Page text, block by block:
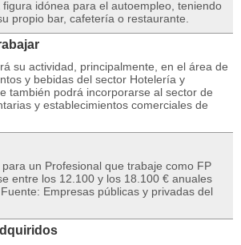
idónea para el autoempleo, teniendo
propio bar, cafetería o restaurante.
su actividad, principalmente, en el área de
y bebidas del sector Hotelería y
también podrá incorporarse al sector de
y establecimientos comerciales de
para un Profesional que trabaje como FP
entre los 12.100 y los 18.100 € anuales
Empresas públicas y privadas del